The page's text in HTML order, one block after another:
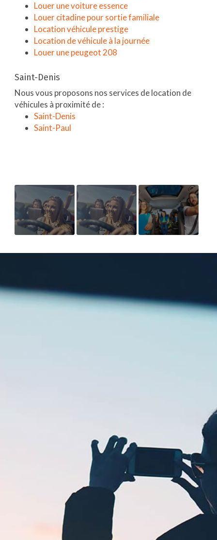
Louer une voiture essence
Louer citadine pour sortie familiale
Location véhicule prestige
Location de véhicule à la journée
Louer une peugeot 208
Saint-Denis
Nous vous proposons nos services de location de
véhicules à proximité de :
Saint-Denis
Saint-Paul
DE
KILOMÉTRAGE
ILLIMITÉ
DE NOUVEAU